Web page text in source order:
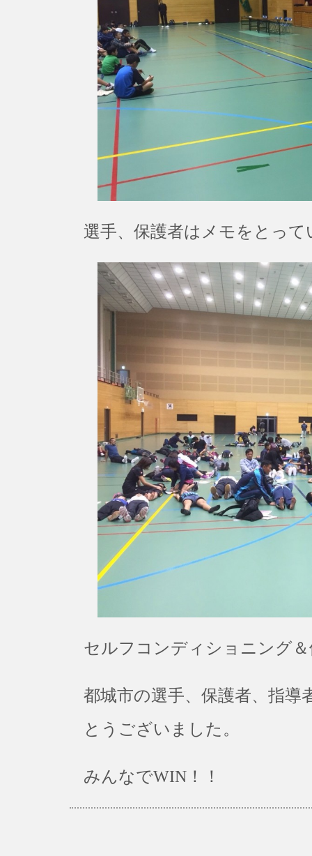
選手、保護者はメモをとって
セルフコンディショニング
都城市の選手、保護者、指
とうございました。
みんなでWIN！！